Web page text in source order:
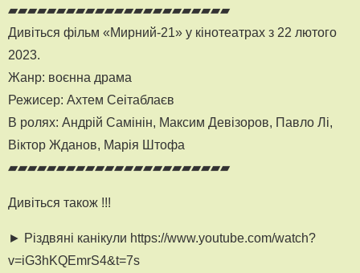
▰▰▰▰▰▰▰▰▰▰▰▰▰▰▰▰▰▰▰▰▰▰▰
Дивіться фільм «Мирний-21» у кінотеатрах з 22 лютого
2023.
Жанр: воєнна драма
Режисер: Ахтем Сеітаблаєв
В ролях: Андрій Самінін, Максим Девізоров, Павло Лі,
Віктор Жданов, Марія Штофа
▰▰▰▰▰▰▰▰▰▰▰▰▰▰▰▰▰▰▰▰▰▰▰
Дивіться також !!!
► Різдвяні канікули https://www.youtube.com/watch?
v=iG3hKQEmrS4&t=7s